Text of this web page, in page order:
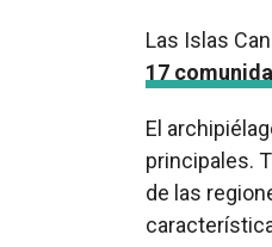
Las Islas
17
El
principales.
de las